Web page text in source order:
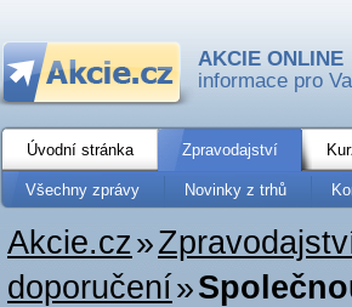
AKCIE ONLINE
informace pro
Úvodní stránka Zpravodajství
Všechny zprávy Novinky z trhů
Akcie.cz»
doporučení»